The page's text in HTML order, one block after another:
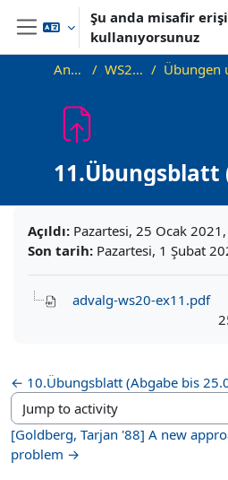
Ana içeriğe git
Yan panel
Şu anda misafir
kullanıyorsunuz
Ana sayfa WS20_AdvAlg
11.Übungsblatt
1.02.2021)
Açıldı: Pazartesi, 25 Ocak
Son tarih: Pazartesi, 1 Şubat
advalg-ws20-ex11.pdf
← 10.Übungsblatt (Abgabe bis
Jump to activity
[Goldberg, Tarjan '88] A new
problem →